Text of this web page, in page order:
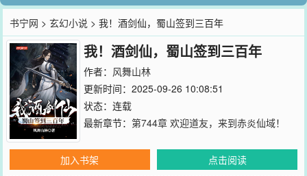
书宁网 >玄幻小说 > 我！酒剑仙，蜀山签到三百年
我！酒剑仙，蜀山签到三百年
作者： 风舞山林
更新时间：2025-09-26 10:08:51
状态：连载
最新章节： 第744章 欢迎道友，来到赤炎仙域！
加入书架
点击阅读